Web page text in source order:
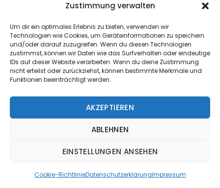
Zustimmung verwalten
Um dir ein optimales Erlebnis zu bieten, verwenden wir
Technologien wie Cookies, um Geräteinformationen zu speichern
und/oder darauf zuzugreifen. Wenn du diesen Technologien
zustimmst, können wir Daten wie das Surfverhalten oder eindeutige
IDs auf dieser Website verarbeiten. Wenn du deine Zustimmung
nicht erteilst oder zurückziehst, können bestimmte Merkmale und
Funktionen beeinträchtigt werden.
AKZEPTIEREN
ABLEHNEN
EINSTELLUNGEN ANSEHEN
Cookie-RichtlinieDatenschutzerklärungImpressum
kuchen lange Teigführung Langzeitführung
Sauerteig
Sauerteig fermentieren Sauerteig Rezept selbstgemacht Sesam
Weissbrot
Übernachtgare
Top